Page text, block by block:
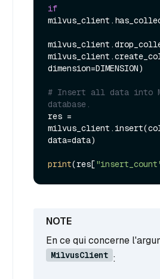
if
dimension=DIMENSION)
# Insert all data into
database.
res =
data=data)
print(res[
En ce qui concerne
MilvusClient :